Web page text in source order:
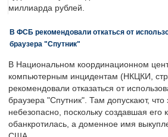
миллиарда рублей.
В ФСБ рекомендовали откаться от
браузера "Спутник"
В Национальном координационном
компьютерным инцидентам (НКЦКИ,
рекомендовали отказаться от
браузера "Спутник". Там допускают, что
небезопасно, поскольку создавшая его
обанкротилась, а доменное имя